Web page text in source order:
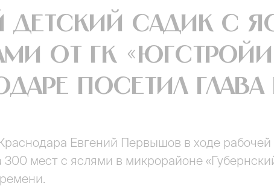
детский садик с
от ГК
посетил глава
Евгений Первышов в ходе
мест с яслями в микрорайоне